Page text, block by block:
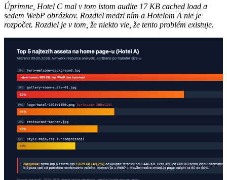
Úprimne, Hotel C mal v tom istom audite 17 KB cached load a
sedem WebP obrázkov. Rozdiel medzi ním a Hotelom A nie je
rozpočet. Rozdiel je v tom, že niekto vie, že tento problém existuje.